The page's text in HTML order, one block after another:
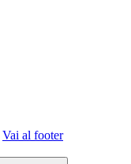
Vai al footer